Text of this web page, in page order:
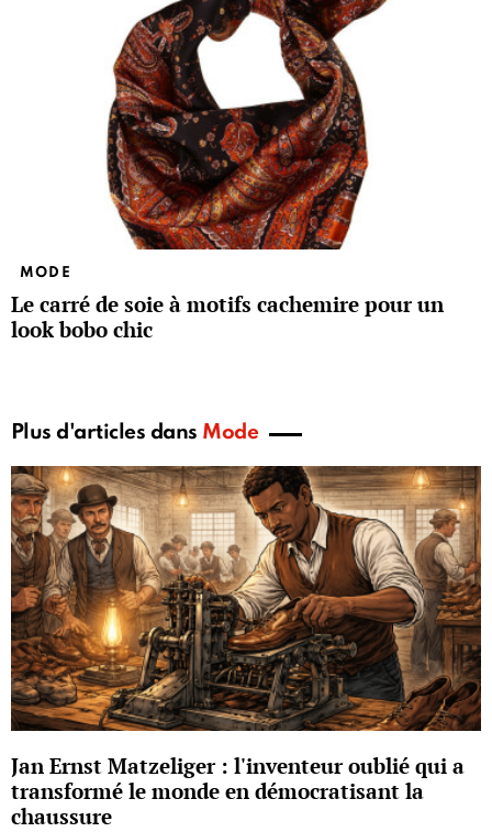
MODE
Le carré de soie à motifs cachemire pour un
look bobo chic
Plus d'articles dans Mode
Jan Ernst Matzeliger : l'inventeur oublié qui a
transformé le monde en démocratisant la
chaussure